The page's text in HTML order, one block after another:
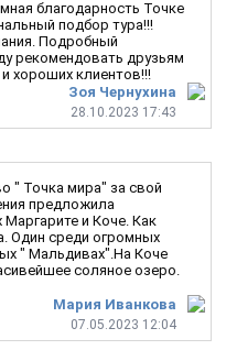
Зоя Чернухина
28.10.2023 17:43
благодарность Точке
подбор тура!!!
Подробный
рекомендовать друзьям
хороших клиентов!!!
Мария Иванкова
07.05.2023 12:04
" Точка мира" за свой
предложила
и Коче. Как
Один среди огромных
" Мальдивах".На Коче
соляное озеро.